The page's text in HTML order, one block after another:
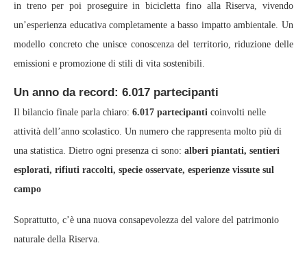
in treno per poi proseguire in bicicletta fino alla Riserva, vivendo
un’esperienza educativa completamente a basso impatto ambientale. Un
modello concreto che unisce conoscenza del territorio, riduzione delle
emissioni e promozione di stili di vita sostenibili.
Un anno da record: 6.017 partecipanti
Il bilancio finale parla chiaro: 6.017 partecipanti coinvolti nelle
attività dell’anno scolastico. Un numero che rappresenta molto più di
una statistica. Dietro ogni presenza ci sono: alberi piantati, sentieri
esplorati, rifiuti raccolti, specie osservate, esperienze vissute sul
campo
Soprattutto, c’è una nuova consapevolezza del valore del patrimonio
naturale della Riserva.